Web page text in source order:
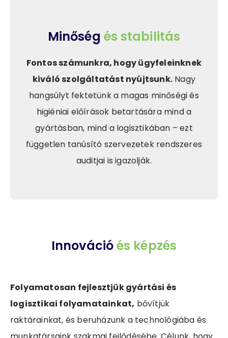
Minőség és stabilitás
Fontos számunkra, hogy ügyfeleinknek
kiváló szolgáltatást nyújtsunk. Nagy
hangsúlyt fektetünk a magas minőségi és
higiéniai előírások betartására mind a
gyártásban, mind a logisztikában – ezt
független tanúsító szervezetek rendszeres
auditjai is igazolják.
Innovációés képzés
Folyamatosan fejlesztjük gyártási és
logisztikai folyamatainkat, bővítjük
raktárainkat, és beruházunk a technológiába és